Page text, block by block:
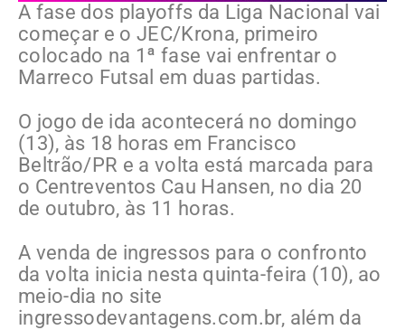
A fase dos playoffs da Liga Nacional vai
começar e o JEC/Krona, primeiro
colocado na 1ª fase vai enfrentar o
Marreco Futsal em duas partidas.
O jogo de ida acontecerá no domingo
(13), às 18 horas em Francisco
Beltrão/PR e a volta está marcada para
o Centreventos Cau Hansen, no dia 20
de outubro, às 11 horas.
A venda de ingressos para o confronto
da volta inicia nesta quinta-feira (10), ao
meio-dia no site
ingressodevantagens.com.br, além da